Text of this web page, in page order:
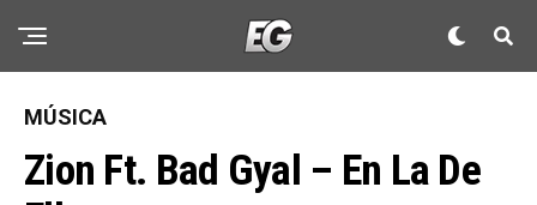
MÚSICA
Zion Ft. Bad Gyal – En La De